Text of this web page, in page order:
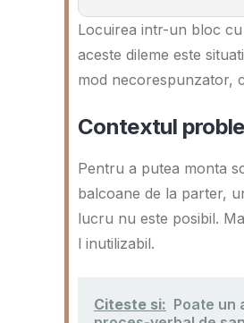
Locuirea intr-un bloc
aceste dileme este
mod necorespunzator,
Contextul
Pentru a putea monta
balcoane de la parter,
lucru nu este posibil.
l inutilizabil.
Citeste si: Poate un